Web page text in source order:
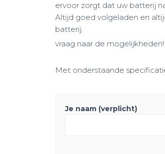
ervoor zorgt dat uw batterij
Altijd goed volgeladen en
batterij.
vraag naar de mogelijkheden!
Met onderstaande
Je naam (verplicht)